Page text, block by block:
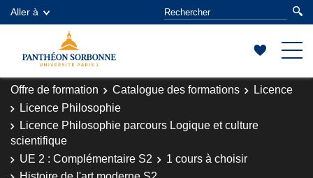
Aller à
Offre de formation Catalogue des formations
Licence
Licence Philosophie
Licence Philosophie parcours Logique et culture
scientifique
UE 2 : Complémentaire S2
1 cours à choisir